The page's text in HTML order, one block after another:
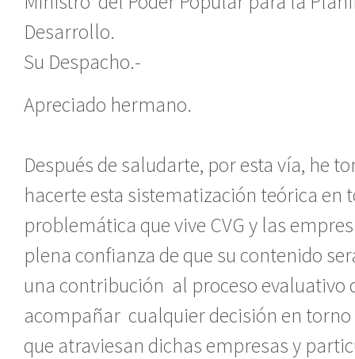
Desarrollo.
Su Despacho.-
Apreciado hermano.
Después de saludarte, por esta vía, he
hacerte esta sistematización teórica en
problemática que vive CVG y las
plena confianza de que su contenido
una contribución al proceso evaluativo
acompañar cualquier decisión en torno
que atraviesan dichas empresas y